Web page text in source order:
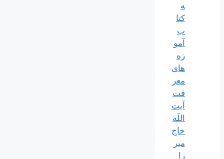
ه
کتا
ب
آمو
زه
های
معر
فت
آیت
اللَه
حاج
میر
زا